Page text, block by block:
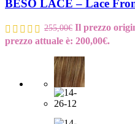
BESO LACE – Lace
255,00€ Il prezzo
prezzo attuale è: 200,00€.